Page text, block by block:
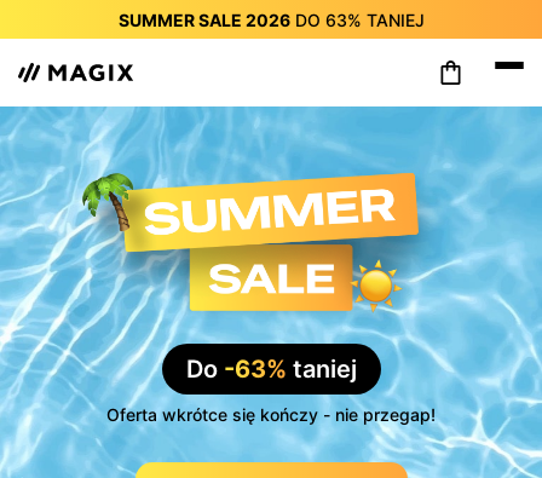
SUMMER SALE 2026DO 63% TANIEJ
SUMMER SALE 2026
SUMMER SALE 2026
SUMMER SALE 2026
DO63%
SUMMER SALE 2026DO63%TANIEJ
SUMMER SALE 2026DO63% TANIEJ
Do -63% taniej
Oferta wkrótce się kończy - nie przegap!